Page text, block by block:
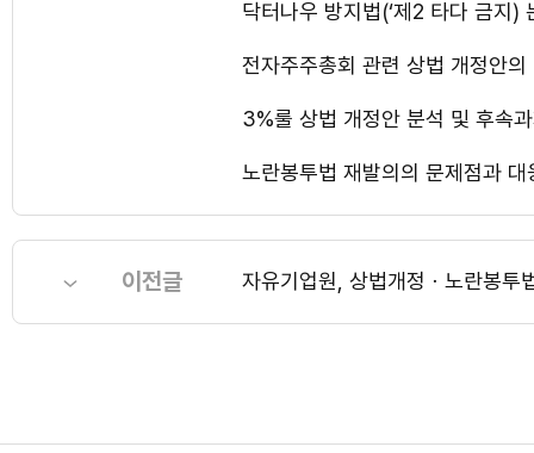
닥터나우 방지법(‘제2 타다 금지)
전자주주총회 관련 상법 개정안의
3%룰 상법 개정안 분석 및 후속
노란봉투법 재발의의 문제점과 대
이전글 자유기업원, 상법개정ㆍ노란봉투